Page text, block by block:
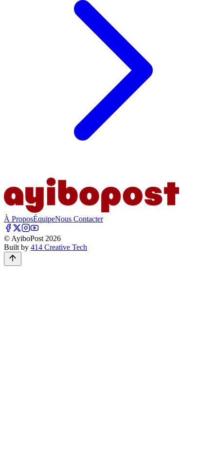
À ProposÉquipeNous Contacter
© AyiboPost 2026
Built by 414 Creative Tech